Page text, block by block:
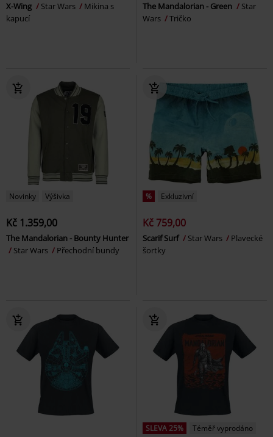
X-Wing Star Wars
Mikina s
kapucí
The Mandalorian - Green
Star
Wars
Tričko
Novinky Výšivka
Kč 1.359,00
The Mandalorian - Bounty Hunter
Star Wars
Přechodní bundy
% Exkluzivní
Kč 759,00
Scarif Surf Star Wars
Plavecké
šortky
SLEVA 25%
Téměř vyprodáno